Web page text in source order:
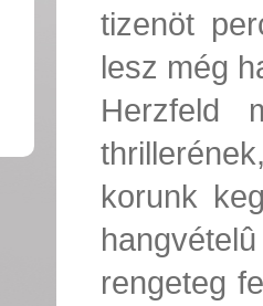
tizenöt
lesz még
Herzfeld
korunk
rengeteg